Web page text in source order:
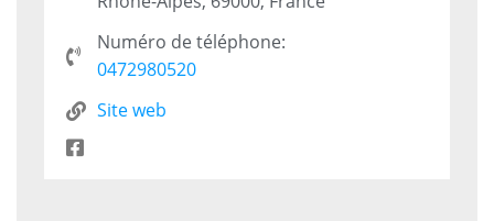
Numéro de téléphone:
0472980520
Site web